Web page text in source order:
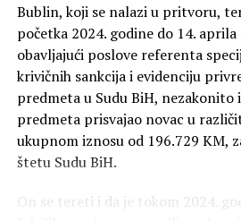
Bublin, koji se nalazi u pritvoru,
početka 2024. godine do 14. aprila
obavljajući poslove referenta
krivičnih sankcija i evidenciju
predmeta u Sudu BiH, nezakonito
predmeta prisvajao novac u
ukupnom iznosu od 196.729 KM,
štetu Sudu BiH.
On se tereti i da je tokom 2024.